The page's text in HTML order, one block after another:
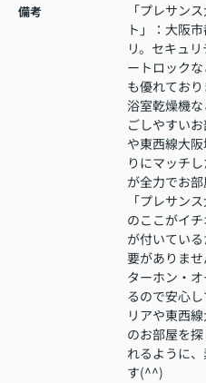
備考
「プレサン
ト」：大阪
リ。セキュ
ートロック
も優れてお
浴室乾燥機
ごしやすい
や東西線大
りにマッチ
が全力でお部
「プレサン
のここがイ
が付いてい
要がありま
ターホン・
るので安心
リアや東西
のお部屋を
れるように
す(^^)